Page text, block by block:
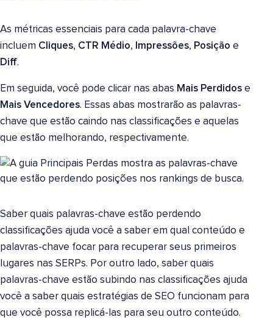
As métricas essenciais para cada palavra-chave
incluem Cliques, CTR Médio, Impressões, Posição e
Diff.
Em seguida, você pode clicar nas abas Mais Perdidos e
Mais Vencedores. Essas abas mostrarão as palavras-
chave que estão caindo nas classificações e aquelas
que estão melhorando, respectivamente.
Saber quais palavras-chave estão perdendo
classificações ajuda você a saber em qual conteúdo e
palavras-chave focar para recuperar seus primeiros
lugares nas SERPs. Por outro lado, saber quais
palavras-chave estão subindo nas classificações ajuda
você a saber quais estratégias de SEO funcionam para
que você possa replicá-las para seu outro conteúdo.